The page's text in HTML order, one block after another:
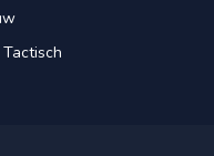
Tactisch